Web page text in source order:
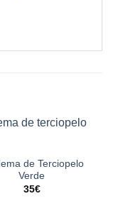
de Terciopelo
Verde
35€